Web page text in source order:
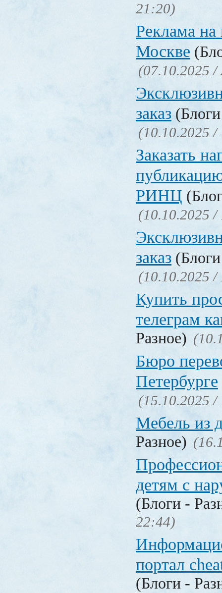
21:20)
Реклама на
Москве
(07.10.2025 /
заказ
(10.10.2025 /
Заказать
РИНЦ
(10.10.2025 /
заказ
(10.10.2025 /
Купить
телеграм
Разное)
Бюро
Петербурге
(15.10.2025 /
Мебель из
Разное)
детям с
(Блоги -
22:44)
портал
(Блоги -